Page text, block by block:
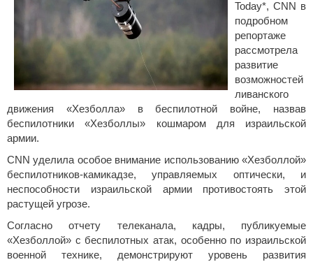
Today*, CNN в
подробном
репортаже
рассмотрела
развитие
возможностей
ливанского
движения «Хезболла» в беспилотной войне, назвав
беспилотники «Хезболлы» кошмаром для израильской
армии.
CNN уделила особое внимание использованию «Хезболлой»
беспилотников-камикадзе, управляемых оптически, и
неспособности израильской армии противостоять этой
растущей угрозе.
Согласно отчету телеканала, кадры, публикуемые
«Хезболлой» с беспилотных атак, особенно по израильской
военной технике, демонстрируют уровень развития